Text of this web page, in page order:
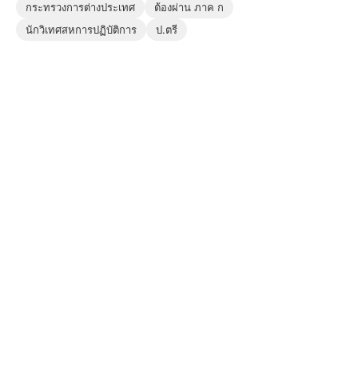
กระทรวงการต่างประเทศ
ต้องผ่าน ภาค ก
นักวิเทศสหการปฏิบัติการ
ป.ตรี